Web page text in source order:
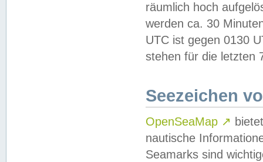
räumlich hoch
werden ca. 30
UTC ist gegen 0130
stehen für die letzten
Seezeichen
OpenSeaMap ↗
nautische
Seamarks sind